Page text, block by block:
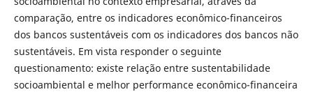
comparação, entre os indicadores econômico-financeiros
dos bancos sustentáveis com os indicadores dos bancos não
sustentáveis. Em vista responder o seguinte
questionamento: existe relação entre sustentabilidade
socioambiental e melhor performance econômico-financeira